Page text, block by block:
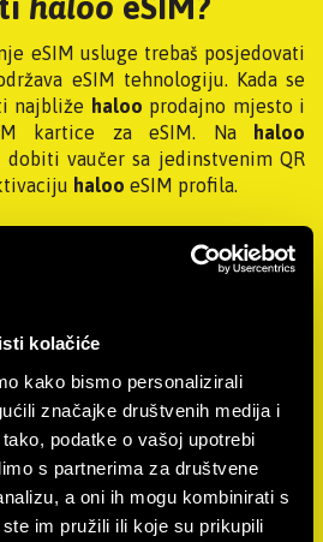
kolačiće
kako bismo personalizirali
značajke društvenih medija i
podatke o vašoj upotrebi
s partnerima za društvene
a oni ih mogu kombinirati s
im pružili ili koje su prikupili
eSIM usluge trebaš posjedovati
eSIM tehnologiju. Kada se
najbliže haloo prodajno mjesto i
kartice za eSIM. Na haloo
dobiti vaučer sa jedinstvenim QR
haloo eSIM profila.